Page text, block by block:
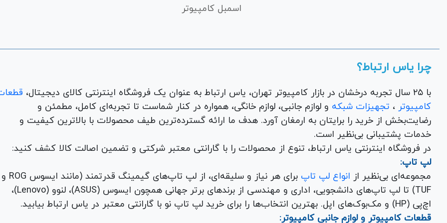
ماینرها: کاهش دمای چیپ‌های هشینگ و افزایش بازده.
مادربورد و کنسول بازی: انتقال حرارت چیپست‌ها و ماژول‌های حافظه.
خشک‌شده با نمونه‌های باکیفیت، یکی از مهمترین اقدامات در نگهداری و افزایش طول عمر دستگاه است.
تفاوت پد حرارتی و پد سیلیکونی
در بازار، گاهی این دو اصطلاح به جای هم استفاده می‌شوند، اما بیشتر پد سیلیکونی همان ترمال پد است که از
الکترونیکی است. تفاوت اصلی آن‌ها در نام‌گذاری و برندینگ است، نه در کارکرد.
معایب استفاده از پد حرارتی
و کارایی زیادی در الکترونیک ندارد.
فرایند استفاده از ترمال پد
اگر این روند را به درستی انجام ندهید، ممکن است اتصال کوتاه با خطر نشت رخ دهد؛ لذا مواد رابط قبلی را حذف و تمیز
برش دهید و غشا را جدا کنید. روی سطح قطعه قرار داده و به آرامی فشار دهید و طرف دیگر غشا را جدا و قطعه را نصب نمایید.
اسمبل کامپیوتر
چرا یاس ارتباط؟
با ۲۵ سال تجربه درخشان در بازار کامپیوتر تهران، یاس ارتباط به عنوان یک فروشگاه اینترنتی کالای دیجیتال،
کامپیوتر ، تجهیزات شبکه
و لوازم جانبی، لوازم خانگی، همواره در کنار شماست تا تجربه‌ای کامل، مطمئن و
رضایت‌بخش از خرید را برایتان به ارمغان آورد. هدف ما ارائه گسترده‌ترین طیف محصولات با بالاترین کیفیت و
خدمات پشتیبانی بی‌نظیر است.
در فروشگاه اینترنتی یاس ارتباط، تنوع از محصولات را با گارانتی معتبر شرکتی و تضمین اصالت کالا کشف کنید:
لپ تاپ:
مجموعه‌ای بی‌نظیر از انواع لپ تاپ
برای هر نیاز و سلیقه‌ای، از لپ تاپ‌های گیمینگ قدرتمند (مانند ایسوس ROG و
TUF) تا لپ تاپ‌های دانشجویی، اداری و مهندسی از برندهای برتر جهانی همچون ایسوس (ASUS)، لنوو (Lenovo)،
اچ‌پی (HP) و مک‌بوک‌های اپل. بهترین انتخاب‌ها را برای خرید لپ تاپ نو با گارانتی معتبر در یاس ارتباط بیابید.
قطعات کامپیوتر و لوازم جانبی کامپیوتر: